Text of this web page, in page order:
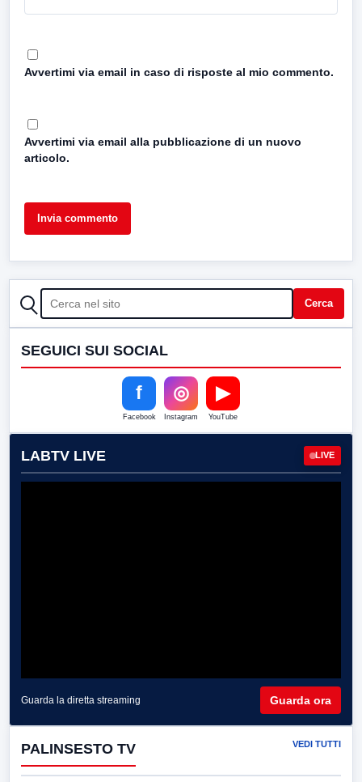
Avvertimi via email in caso di risposte al mio commento.
Avvertimi via email alla pubblicazione di un nuovo
articolo.
CERCA Cerca
SEGUICI SUI SOCIAL
f
Facebook
◎
Instagram
▶
YouTube
LABTV LIVE LIVE
Guarda la diretta streaming Guarda ora
PALINSESTO TV VEDI TUTTI